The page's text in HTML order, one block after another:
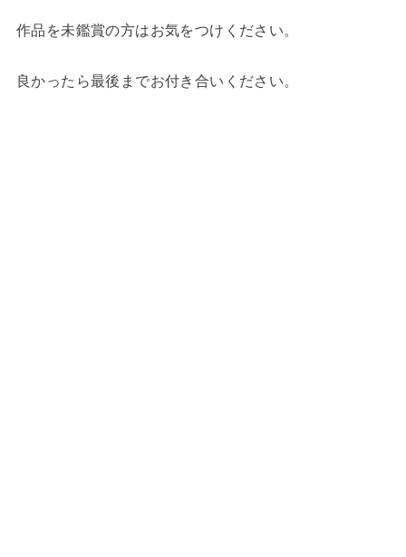
作品を未鑑賞の方はお気をつけください。
良かったら最後までお付き合いください。